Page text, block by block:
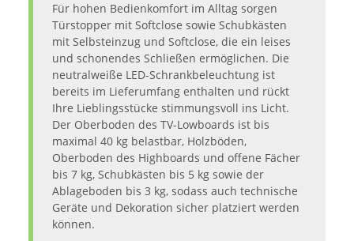
Für hohen Bedienkomfort im Alltag sorgen
Türstopper mit Softclose sowie Schubkästen
mit Selbsteinzug und Softclose, die ein leises
und schonendes Schließen ermöglichen. Die
neutralweiße LED-Schrankbeleuchtung ist
bereits im Lieferumfang enthalten und rückt
Ihre Lieblingsstücke stimmungsvoll ins Licht.
Der Oberboden des TV-Lowboards ist bis
maximal 40 kg belastbar, Holzböden,
Oberboden des Highboards und offene Fächer
bis 7 kg, Schubkästen bis 5 kg sowie der
Ablageboden bis 3 kg, sodass auch technische
Geräte und Dekoration sicher platziert werden
können.